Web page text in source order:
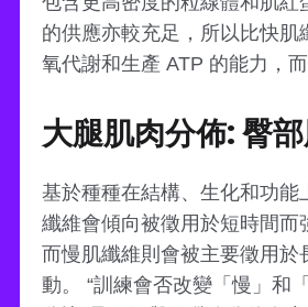
的供應亦較充足，所以比快肌
氧代謝和生產 ATP 的能力，而
大腿肌肉分佈: 臀
基於種種在結構、生化和功能
纖維會傾向被徵用於短時間而
而慢肌纖維則會被主要徵用於
動。 “訓練會否改變「慢」和